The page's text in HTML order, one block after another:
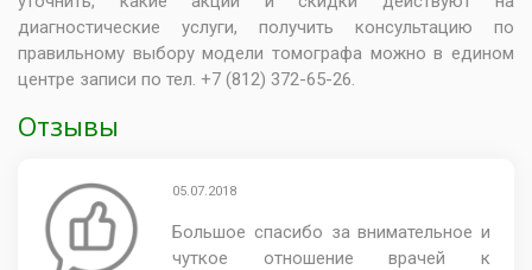
диагностические услуги, получить консультацию по
правильному выбору модели томографа можно в едином
центре записи по тел. +7 (812) 372-65-26.
Отзывы
05.07.2018
Большое спасибо за внимательное и
чуткое отношение врачей к